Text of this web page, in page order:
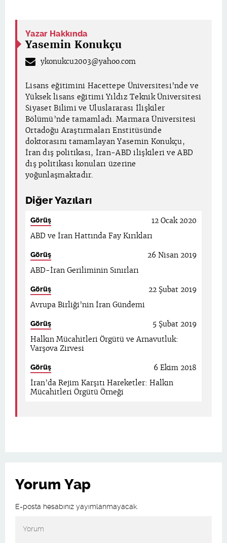
Yazar Hakkında
Yasemin Konukçu
ykonukcu2003@yahoo.com
Lisans eğitimini Hacettepe Üniversitesi’nde ve
Yüksek lisans eğitimi Yıldız Teknik Üniversitesi
Siyaset Bilimi ve Uluslararası İlişkiler
Bölümü’nde tamamladı. Marmara Üniversitesi
Ortadoğu Araştırmaları Enstitüsünde
doktorasını tamamlayan Yasemin Konukçu,
İran dış politikası, İran-ABD ilişkileri ve ABD
dış politikası konuları üzerine
yoğunlaşmaktadır.
Diğer Yazıları
12 Ocak 2020
Görüş
ABD ve İran Hattında Fay Kırıkları
26 Nisan 2019
Görüş
ABD-İran Geriliminin Sınırları
22 Şubat 2019
Görüş
Avrupa Birliği’nin İran Gündemi
5 Şubat 2019
Görüş
Halkın Mücahitleri Örgütü ve Arnavutluk:
Varşova Zirvesi
6 Ekim 2018
Görüş
İran’da Rejim Karşıtı Hareketler: Halkın
Mücahitleri Örgütü Örneği
Yorum Yap
E-posta hesabınız yayımlanmayacak.